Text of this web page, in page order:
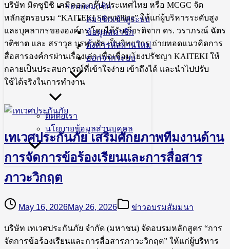
ระบบสมาชิก
สมาชิกเข้าสู่ระบบ
ข้อมูลสมาชิก
ตั้งค่ารหัสผ่านใหม่
ออกจากระบบ
ติดต่อเรา
นโยบายข้อมูลส่วนบุคคล
บริษัท มิตซูบิชิ เคมิคอล กรุ๊ป ประเทศไทย หรือ MCGC จัด
หลักสูตรอบรม “KAITEKI Storytelling” ให้แก่ผู้บริหารระดับสูง
และบุคลากรขององค์กร โดยได้รับเกียรติจาก ดร. วราภรณ์ ฉัตร
าติชาต และ สราวุธ บูรพาพัธ เป็นวิทยากร ถ่ายทอดแนวคิดการ
สื่อสารองค์กรผ่านเรื่องเล่า เพื่อเชื่อมโยงปรัชญา KAITEKI ให้
กลายเป็นประสบการณ์ที่เข้าใจง่าย เข้าถึงได้ และนำไปปรับ
ใช้ได้จริงในการทำงาน
เทเวศประกันภัย เสริมศักยภาพทีมงานด้าน
การจัดการข้อร้องเรียนและการสื่อสาร
ภาวะวิกฤต
May 16, 2026May 26, 2026 ข่าวอบรมสัมมนา
บริษัท เทเวศประกันภัย จำกัด (มหาชน) จัดอบรมหลักสูตร “การ
จัดการข้อร้องเรียนและการสื่อสารภาวะวิกฤต” ให้แก่ผู้บริหาร